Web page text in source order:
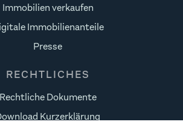
Immobilien verkaufen
Immobilienanteile
Presse
RECHTLICHES
Rechtliche Dokumente
Kurzerklärung